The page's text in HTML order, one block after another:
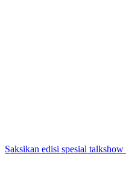
Saksikan edisi spesial